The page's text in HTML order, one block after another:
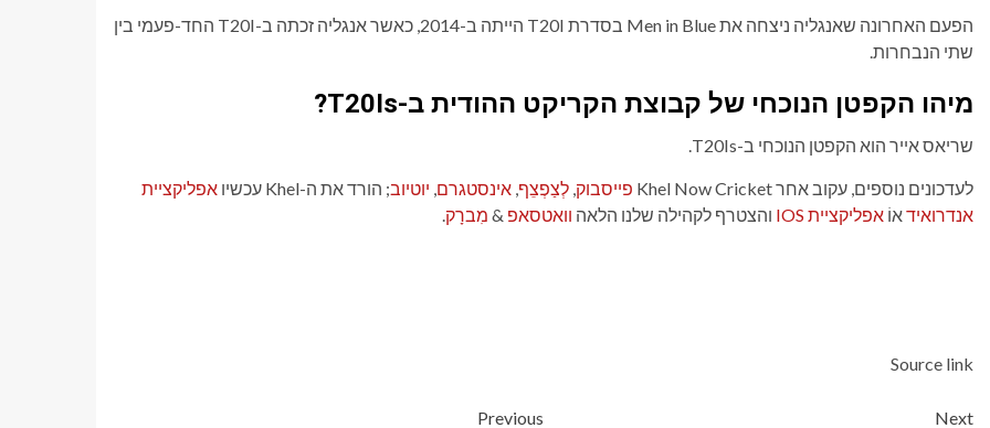
הפעם האחרונה שאנגליה ניצחה את Men in Blue בסדרת T20I הייתה ב-2014, כאשר אנגליה זכתה ב-T20I החד-פעמי בין
שתי הנבחרות.
מיהו הקפטן הנוכחי של קבוצת הקריקט ההודית ב-T20Is?
שריאס אייר הוא הקפטן הנוכחי ב-T20Is.
לעדכונים נוספים, עקוב אחר Khel Now Cricket פייסבוק, לְצַפְצֵף, אינסטגרם, יוטיוב; הורד את ה-Khel עכשיו
אפליקציית
אנדרואידאוֹ אפליקציית IOS והצטרף לקהילה שלנו הלאה וואטסאפ & מִברָק.
Source link
Previous
Next